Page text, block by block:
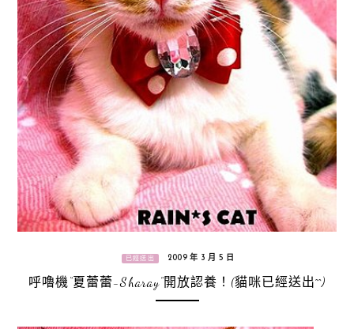
已經送出 2009 年 3 月 5 日
呼嚕機“夏蕾蕾-Sharay”開放認養！(貓咪已經送出^^)